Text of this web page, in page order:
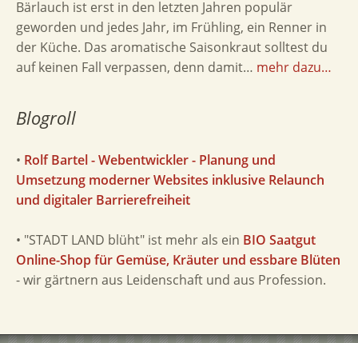
Bärlauch ist erst in den letzten Jahren populär
geworden und jedes Jahr, im Frühling, ein Renner in
der Küche. Das aromatische Saisonkraut solltest du
auf keinen Fall verpassen, denn damit… mehr dazu…
Blogroll
• Rolf Bartel - Webentwickler - Planung und
Umsetzung moderner Websites inklusive Relaunch
und digitaler Barrierefreiheit
• "STADT LAND blüht" ist mehr als ein BIO Saatgut
Online-Shop für Gemüse, Kräuter und essbare Blüten
- wir gärtnern aus Leidenschaft und aus Profession.